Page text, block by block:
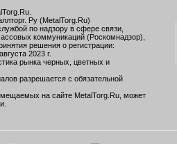
Ру (MetalTorg.Ru)
по надзору в сфере связи,
коммуникаций (Роскомнадзор),
решения о регистрации:
2023 г.
рынка черных, цветных и
разрешается с обязательной
на сайте MetalTorg.Ru, может